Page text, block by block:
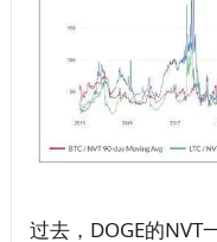
过去，DOGE的NVT